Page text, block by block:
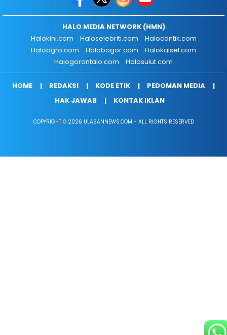
HALO MEDIA NETWORK (HMN)
Halokini.com
Haloselebriti.com
Halocantik.com
Haloagro.com
Halobogor.com
Halokalsel.com
Halogorontalo.com
Halosulut.com
HOME REDAKSI KODE ETIK
PEDOMAN MEDIA
HAK JAWAB
KONTAK IKLAN
COPYRIGHT © 2026 ULASANNEWS.COM - ALL RIGHTS RESERVED